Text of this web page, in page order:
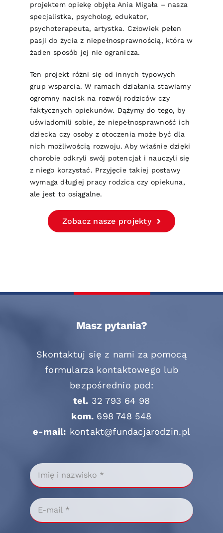
projektem opiekę objęła Ania Migała – nasza
specjalistka, psycholog, edukator,
psychoterapeuta, artystka. Człowiek pełen
pasji do życia z niepełnosprawnością, która w
żaden sposób jej nie ogranicza.
Ten projekt różni się od innych typowych
grup wsparcia. W ramach działania stawiamy
ogromny nacisk na rozwój rodziców czy
faktycznych opiekunów. Dążymy do tego, by
uświadomili sobie, że niepełnosprawność ich
dziecka czy osoby z otoczenia może być dla
nich możliwością rozwoju. Aby właśnie dzięki
chorobie odkryli swój potencjał i nauczyli się
z niego korzystać. Przyjęcie takiej postawy
wymaga długiej pracy rodzica czy opiekuna,
ale jest to osiągalne.
Zobacz nasze projekty
Masz pytania?
Skontaktuj się z nami za pomocą
formularza kontaktowego lub
bezpośrednio pod:
tel. 32 793 64 98
kom. 698 748 548
e-mail: kontakt@fundacjarodzin.pl